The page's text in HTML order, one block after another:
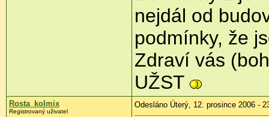
nejdál od
podmínky, že
Zdraví vás
UŽST
Rosta_kolmix
Registrovaný uživatel
Odesláno Úterý, 12. prosince 2006 -